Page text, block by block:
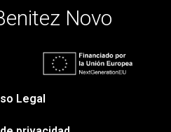
Novo
Legal